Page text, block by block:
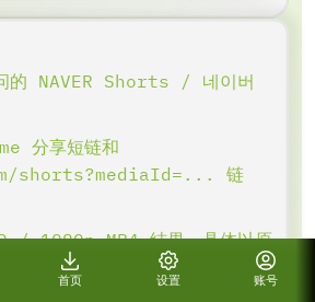
首页 设置 账号
的 NAVER Shorts / 네이버
分享短链和
shorts?mediaId=... 链
/ 1080p MP4 结果，具体以原